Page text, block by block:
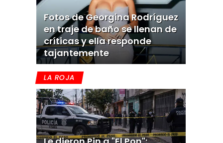
Fotos de Georgina Rodríguez
en traje de baño se llenan de
críticas y ella responde
tajantemente
LA ROJA